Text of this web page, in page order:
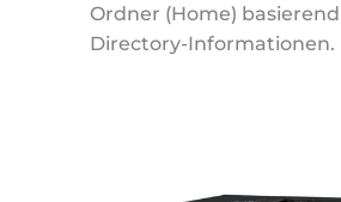
Ordner (Home)
Directory-Informationen.